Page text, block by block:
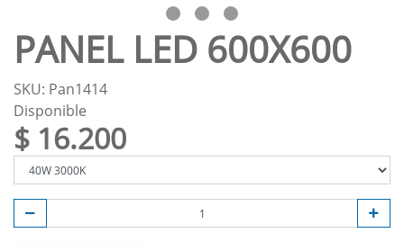
PANEL LED 600X600
SKU: Pan1414
Disponible
$ 16.200